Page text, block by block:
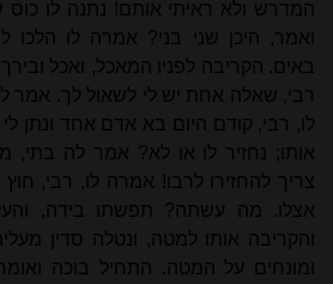
המדרש ולא ראיתי אותם! נתנה לו
ואמר, היכן שני בני? אמרה לו הלכו
באים. הקריבה לפניו המאכל, ואכל
רבי, שאלה אחת יש לי לשאול לך. אמר
לו, רבי, קודם היום בא אדם אחד ונתן לי
אותו; נחזיר לו או לא? אמר לה בתי,
צריך להחזירו לרבו! אמרה לו, רבי,
אצלו. מה עשתה? תפשתו בידה,
והקריבה אותו למטה, ונטלה סדין
ומונחים על המטה. התחיל בוכה